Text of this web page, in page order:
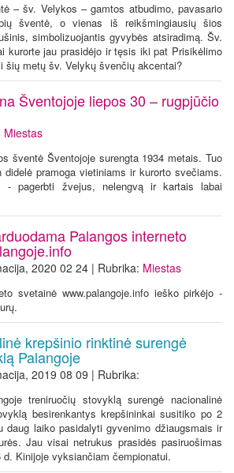
– šv. Velykos – gamtos atbudimo, pavasario
šventė, o vienas iš reikšmingiausių šios
simbolizuojantis gyvybės atsiradimą. Šv.
kurorte jau prasidėjo ir tęsis iki pat Prisikėlimo
šių metų šv. Velykų švenčių akcentai?
Šventojoje liepos 30 – rugpjūčio
Miestas
šventė Šventojoje surengta 1934 metais. Tuo
pramoga vietiniams ir kurorto svečiams.
- pagerbti žvejus, nelengvą ir kartais labai
Palangos interneto
2020 02 24 | Rubrika: Miestas
svetainė www.palangoje.info ieško pirkėjo -
krepšinio rinktinė surengė
Palangoje
2019 08 09 | Rubrika:
treniruočių stovyklą surengė nacionalinė
besirenkantys krepšininkai susitiko po 2
daug laiko pasidalyti gyvenimo džiaugsmais ir
Jau visai netrukus prasidės pasiruošimas
d. Kinijoje vyksiančiam čempionatui.